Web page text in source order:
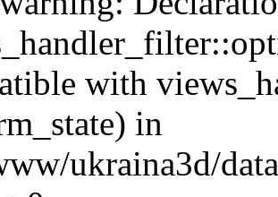
with
in
ukraina3d/